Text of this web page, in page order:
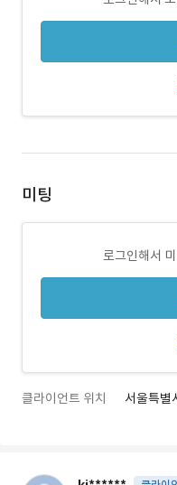
미팅
로그인해서
클라이언트 위치 서울특별